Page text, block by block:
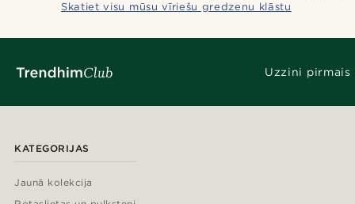
Skatiet visu mūsu vīriešu gredzenu klāstu
Uzzini pirmais
KATEGORIJAS
Jaunā kolekcija